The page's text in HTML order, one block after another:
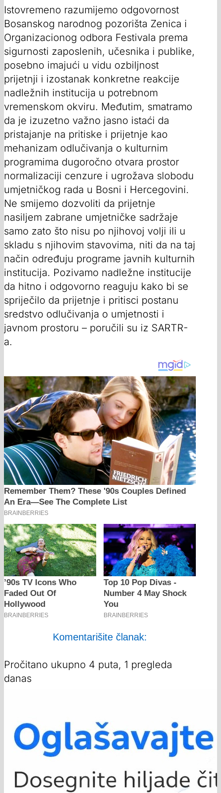
Istovremeno razumijemo odgovornost
Bosanskog narodnog pozorišta Zenica i
Organizacionog odbora Festivala prema
sigurnosti zaposlenih, učesnika i publike,
posebno imajući u vidu ozbiljnost
prijetnji i izostanak konkretne reakcije
nadležnih institucija u potrebnom
vremenskom okviru. Međutim, smatramo
da je izuzetno važno jasno istaći da
pristajanje na pritiske i prijetnje kao
mehanizam odlučivanja o kulturnim
programima dugoročno otvara prostor
normalizaciji cenzure i ugrožava slobodu
umjetničkog rada u Bosni i Hercegovini.
Ne smijemo dozvoliti da prijetnje
nasiljem zabrane umjetničke sadržaje
samo zato što nisu po njihovoj volji ili u
skladu s njihovim stavovima, niti da na taj
način određuju programe javnih kulturnih
institucija. Pozivamo nadležne institucije
da hitno i odgovorno reaguju kako bi se
spriječilo da prijetnje i pritisci postanu
sredstvo odlučivanja o umjetnosti i
javnom prostoru – poručili su iz SARTR-
a.
Komentarišite članak:
Pročitano ukupno 4 puta, 1 pregleda
danas